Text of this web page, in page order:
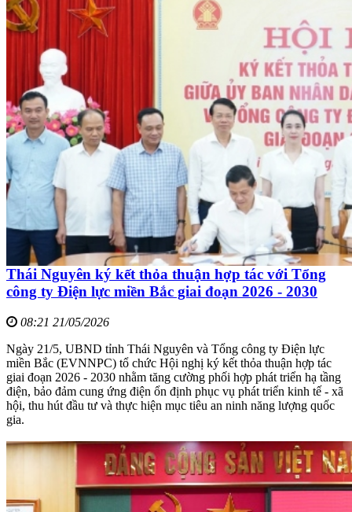
Thái Nguyên ký kết thỏa thuận hợp tác với Tổng
công ty Điện lực miền Bắc giai đoạn 2026 - 2030
08:21 21/05/2026
Ngày 21/5, UBND tỉnh Thái Nguyên và Tổng công ty Điện lực
miền Bắc (EVNNPC) tổ chức Hội nghị ký kết thỏa thuận hợp tác
giai đoạn 2026 - 2030 nhằm tăng cường phối hợp phát triển hạ tầng
điện, bảo đảm cung ứng điện ổn định phục vụ phát triển kinh tế - xã
hội, thu hút đầu tư và thực hiện mục tiêu an ninh năng lượng quốc
gia.